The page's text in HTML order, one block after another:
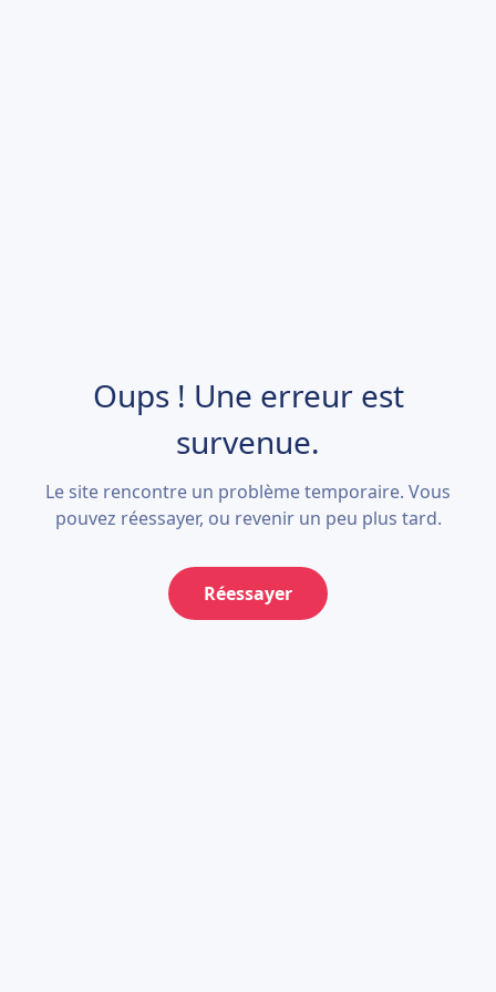
Oups ! Une erreur est
survenue.
Le site rencontre un problème temporaire. Vous
pouvez réessayer, ou revenir un peu plus tard.
Réessayer